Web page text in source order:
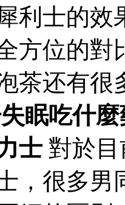
利士的效
方位的
茶还有很
眠吃什麼
士 對於
，很多